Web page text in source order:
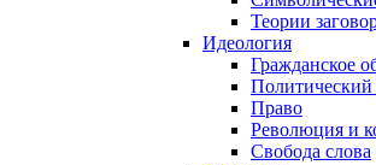
Теории
Идеология
Гражданское
Право
Революция и
Свобода слова